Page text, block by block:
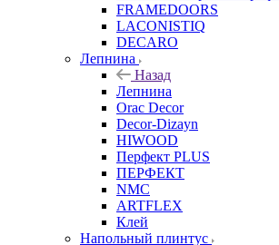
FRAMEDOORS
LACONISTIQ
DECARO
Лепнина
Назад
Лепнина
Orac Decor
Decor-Dizayn
HIWOOD
Перфект PLUS
ПЕРФЕКТ
NMC
ARTFLEX
Клей
Напольный плинтус